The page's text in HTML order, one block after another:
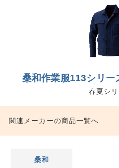
桑和作業服113シリ
春夏シ
関連メーカーの商品一覧へ
桑和